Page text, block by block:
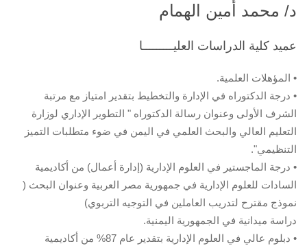
د/ محمد أمين الهمام
عميد كلية الدراسات العليـــــــــا
• المؤهلات العلمية.
• درجة الدكتوراه في الإدارة والتخطيط بتقدير امتياز مع مرتبة
الشرف الأولى وعنوان رسالة الدكتوراه " التطوير الإداري لوزارة
التعليم العالي والبحث العلمي في اليمن في ضوء متطلبات التميز
التنظيمي".
• درجة الماجستير في العلوم الإدارية (إدارة أعمال) من أكاديمية
السادات للعلوم الإدارية في جمهورية مصر العربية وعنوان البحث (
نموذج مقترح لتدريب العاملين في التوجيه التربوي)
دراسة ميدانية في الجمهورية اليمنية.
• دبلوم عالي في العلوم الإدارية بتقدير عام 87% من أكاديمية